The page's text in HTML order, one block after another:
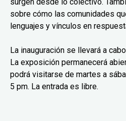
sobre cómo las comunidades
lenguajes y vínculos en
La inauguración se llevará a
La exposición permanecerá
podrá visitarse de martes a
5 pm. La entrada es libre.